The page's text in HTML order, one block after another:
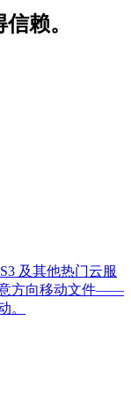
赖。
及其他热门云服
意方向移动文件——
。